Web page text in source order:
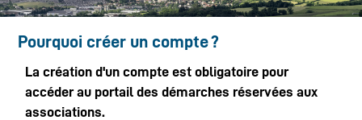
Pourquoi créer un compte ?
La création d'un compte est obligatoire pour
accéder au portail des démarches réservées aux
associations.